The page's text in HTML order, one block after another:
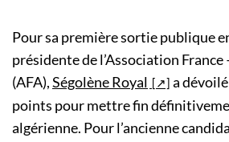
Pour sa première sortie publique
présidente de l’Association France
(AFA),Ségolène Royal
a
points pour mettre fin
algérienne. Pour l’ancienne